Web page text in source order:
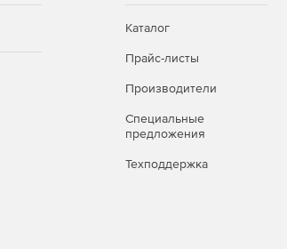
Каталог
Прайс-листы
Производители
Специальные
предложения
Техподдержка